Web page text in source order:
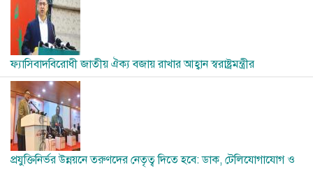
ফ্যাসিবাদবিরোধী জাতীয় ঐক্য বজায় রাখার আহ্বান স্বরাষ্ট্রমন্ত্রীর
Image
প্রযুক্তিনির্ভর উন্নয়নে তরুণদের নেতৃত্ব দিতে হবে: ডাক, টেলিযোগাযোগ ও